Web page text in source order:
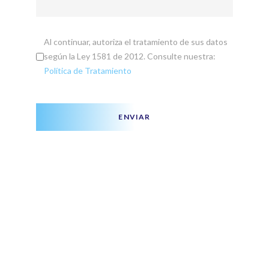
Al continuar, autoriza el tratamiento de sus datos
según la Ley 1581 de 2012. Consulte nuestra:
Política de Tratamiento
ENVIAR